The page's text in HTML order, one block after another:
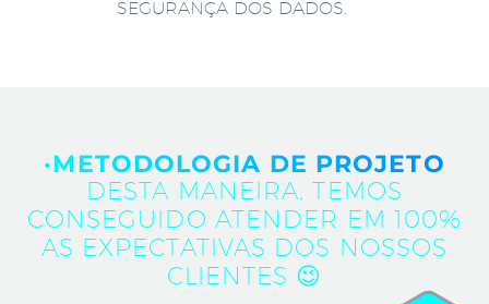
SEGURANÇA DOS DADOS.
·METODOLOGIA DE PROJETO
DESTA MANEIRA, TEMOS
CONSEGUIDO ATENDER EM 100%
AS EXPECTATIVAS DOS NOSSOS
CLIENTES 😉